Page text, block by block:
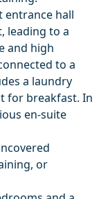
entrance hall
leading to a
and high
to a
a laundry
for breakfast. In
en-suite
or